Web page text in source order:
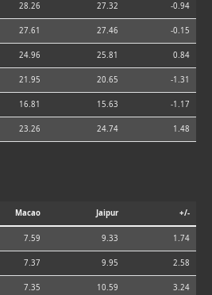
28.26 27.32 -0.94
27.61 27.46 -0.15
24.96 25.81 0.84
21.95 20.65 -1.31
16.81 15.63 -1.17
23.26 24.74 1.48
Macao Jaipur +/-
7.59 9.33 1.74
7.37 9.95 2.58
7.35 10.59 3.24